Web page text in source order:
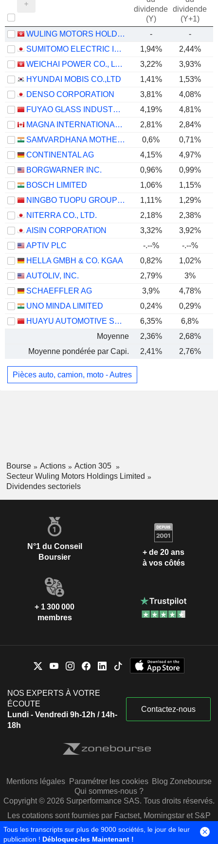
dividende
(Y)
dividende
(Y+1)
WULING MOTORS HOLDINGS LIMITED -
-
SUMITOMO ELECTRIC INDUSTRIES, LTD.
1,94% 2,44%
WEICHAI POWER CO., LTD.
3,22% 3,93%
HYUNDAI MOBIS CO.,LTD
1,41% 1,53%
DENSO CORPORATION
3,81% 4,08%
FUYAO GLASS INDUSTRY GROUP CO., LTD.
4,19% 4,81%
MAGNA INTERNATIONAL INC.
2,81% 2,84%
SAMVARDHANA MOTHERSON INTERNATIONAL LIMITED
0,6% 0,71%
CONTINENTAL AG
4,15% 4,97%
BORGWARNER INC.
0,96% 0,99%
BOSCH LIMITED
1,06% 1,15%
NINGBO TUOPU GROUP CO.,LTD.
1,11% 1,29%
NITERRA CO., LTD.
2,18% 2,38%
AISIN CORPORATION
3,32%
3,92%
APTIV PLC
-.--% -.--%
HELLA GMBH & CO. KGAA
0,82% 1,02%
AUTOLIV, INC.
2,79% 3%
SCHAEFFLER AG
3,9% 4,78%
UNO MINDA LIMITED
0,24% 0,29%
HUAYU AUTOMOTIVE SYSTEMS COMPANY LIMITED
6,35%
6,8%
Moyenne
2,36% 2,68%
Moyenne pondérée par Capi.
2,41% 2,76%
Pièces auto, camion, moto - Autres
Bourse Actions
Action 305
Secteur Wuling Motors Holdings Limited
Dividendes sectoriels
N°1 du Conseil
Boursier
+ de 20 ans
à vos côtés
+ 1 300 000
membres
NOS EXPERTS À VOTRE
ÉCOUTE
Lundi - Vendredi 9h-12h / 14h-
18h
Contactez-nous
Mentions légales Paramétrer les cookies Blog Zonebourse
Qui sommes-nous ?
Copyright © 2026 Surperformance SAS. Tous droits réservés.
Les cotations sont fournies par Factset, Morningstar et S&P
Capital IQ
Tous les transcripts sur plus de 9000 sociétés, le jour de leur
publication ! Débloquez-les Maintenant !